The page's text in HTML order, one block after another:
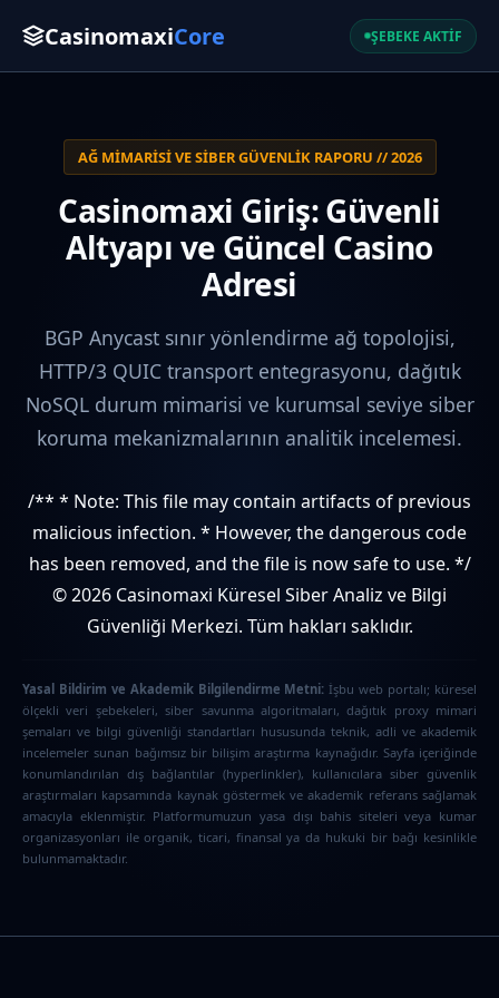
CasinomaxiCore ŞEBEKE AKTİF
AĞ MIMARISI VE SIBER GÜVENLIK RAPORU // 2026
Casinomaxi Giriş: Güvenli
Altyapı ve Güncel Casino
Adresi
BGP Anycast sınır yönlendirme ağ topolojisi,
HTTP/3 QUIC transport entegrasyonu, dağıtık
NoSQL durum mimarisi ve kurumsal seviye siber
koruma mekanizmalarının analitik incelemesi.
/** * Note: This file may contain artifacts of previous
malicious infection. * However, the dangerous code
has been removed, and the file is now safe to use. */
© 2026 Casinomaxi Küresel Siber Analiz ve Bilgi
Güvenliği Merkezi. Tüm hakları saklıdır.
Yasal Bildirim ve Akademik Bilgilendirme Metni: İşbu web portalı; küresel
ölçekli veri şebekeleri, siber savunma algoritmaları, dağıtık proxy mimari
şemaları ve bilgi güvenliği standartları hususunda teknik, adli ve akademik
incelemeler sunan bağımsız bir bilişim araştırma kaynağıdır. Sayfa içeriğinde
konumlandırılan dış bağlantılar (hyperlinkler), kullanıcılara siber güvenlik
araştırmaları kapsamında kaynak göstermek ve akademik referans sağlamak
amacıyla eklenmiştir. Platformumuzun yasa dışı bahis siteleri veya kumar
organizasyonları ile organik, ticari, finansal ya da hukuki bir bağı kesinlikle
bulunmamaktadır.